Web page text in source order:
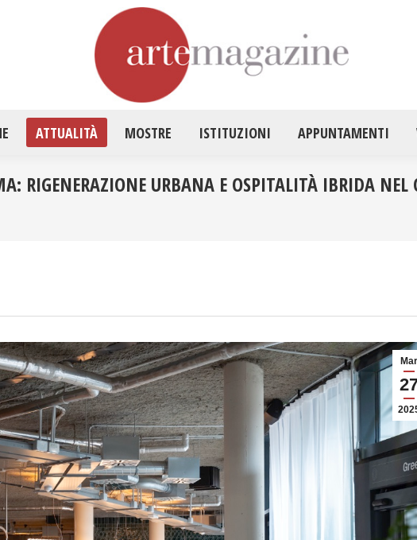
ATTUALITÀ MOSTRE ISTITUZIONI APPUNTAMENTI
RIGENERAZIONE URBANA E OSPITALITÀ IBRIDA NEL
Mar
HOME